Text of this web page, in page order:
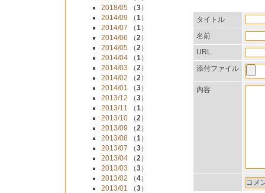
2018/05 （3）
2014/09 （1）
2014/07 （1）
2014/06 （2）
2014/05 （2）
2014/04 （1）
2014/03 （2）
2014/02 （2）
2014/01 （3）
2013/12 （3）
2013/11 （1）
2013/10 （2）
2013/09 （2）
2013/08 （1）
2013/07 （3）
2013/04 （2）
2013/03 （3）
2013/02 （4）
2013/01 （3）
タイトル
名前
URL
添付ファイル
内容